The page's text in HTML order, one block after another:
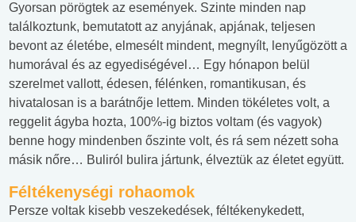
Gyorsan pörögtek az események. Szinte minden nap
találkoztunk, bemutatott az anyjának, apjának, teljesen
bevont az életébe, elmesélt mindent, megnyílt, lenyűgözött a
humorával és az egyediségével… Egy hónapon belül
szerelmet vallott, édesen, félénken, romantikusan, és
hivatalosan is a barátnője lettem. Minden tökéletes volt, a
reggelit ágyba hozta, 100%-ig biztos voltam (és vagyok)
benne hogy mindenben őszinte volt, és rá sem nézett soha
másik nőre… Buliról bulira jártunk, élveztük az életet együtt.
Féltékenységi rohaomok
Persze voltak kisebb veszekedések, féltékenykedett,